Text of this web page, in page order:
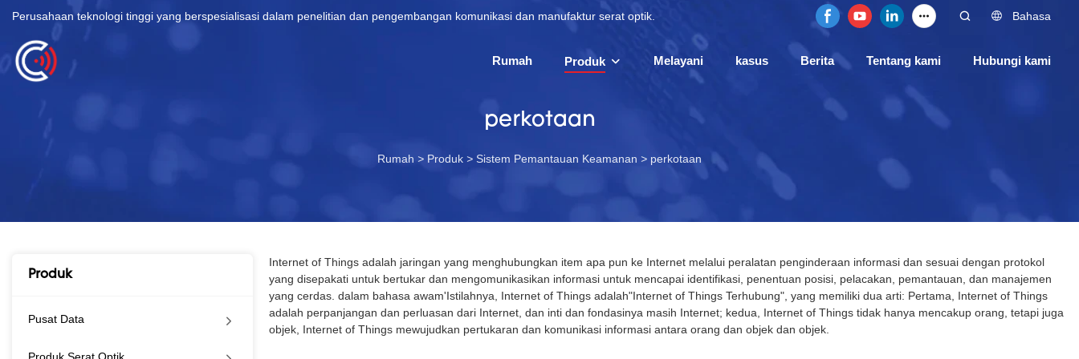
Perusahaan teknologi tinggi yang berspesialisasi dalam penelitian dan pengembangan komunikasi dan manufaktur serat optik. Bahasa
Rumah Produk Melayani kasus Berita Tentang kami Hubungi kami
perkotaan
Rumah > Produk > Sistem Pemantauan Keamanan > perkotaan
Produk
Pusat Data
Internet of Things adalah jaringan yang menghubungkan item apa pun ke Internet melalui peralatan penginderaan informasi dan sesuai dengan protokol
yang disepakati untuk bertukar dan mengomunikasikan informasi untuk mencapai identifikasi, penentuan posisi, pelacakan, pemantauan, dan manajemen
yang cerdas. dalam bahasa awam'Istilahnya, Internet of Things adalah"Internet of Things Terhubung", yang memiliki dua arti: Pertama, Internet of Things
adalah perpanjangan dan perluasan dari Internet, dan inti dan fondasinya masih Internet; kedua, Internet of Things tidak hanya mencakup orang, tetapi juga
objek, Internet of Things mewujudkan pertukaran dan komunikasi informasi antara orang dan objek dan objek.